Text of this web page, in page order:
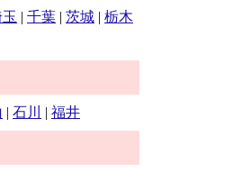
| 千葉 | 茨城 | 栃木
| 石川 | 福井